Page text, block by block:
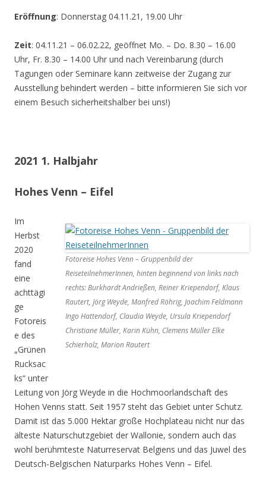
Eröffnung: Donnerstag 04.11.21, 19.00 Uhr
Zeit: 04.11.21 – 06.02.22, geöffnet Mo. – Do. 8.30 – 16.00
Uhr, Fr. 8.30 – 14.00 Uhr und nach Vereinbarung (durch
Tagungen oder Seminare kann zeitweise der Zugang zur
Ausstellung behindert werden – bitte informieren Sie sich vor
einem Besuch sicherheitshalber bei uns!)
2021 1. Halbjahr
Hohes Venn – Eifel
Fotoreise Hohes Venn – Gruppenbild der
ReiseteilnehmerInnen, hinten beginnend von links nach
rechts: Burkhardt Andrießen, Reiner Kriependorf, Klaus
Rautert, Jörg Weyde, Manfred Röhrig, Joachim Feldmann
Ingo Hattendorf, Claudia Weyde, Ursula Kriependorf
Christiane Müller, Karin Kühn, Clemens Müller Elke
Schierholz, Marion Rautert
Im
Herbst
2020
fand
eine
achttägi
ge
Fotoreis
e des
„Grünen
Rucksac
ks“ unter
Leitung von Jörg Weyde in die Hochmoorlandschaft des
Hohen Venns statt. Seit 1957 steht das Gebiet unter Schutz.
Damit ist das 5.000 Hektar große Hochplateau nicht nur das
älteste Naturschutzgebiet der Wallonie, sondern auch das
wohl berühmteste Naturreservat Belgiens und das Juwel des
Deutsch-Belgischen Naturparks Hohes Venn – Eifel.